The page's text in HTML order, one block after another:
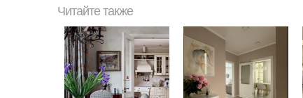
Читайте также